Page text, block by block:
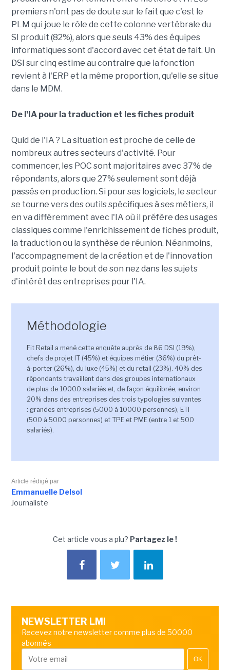
premiers n'ont pas de doute sur le fait que c'est le
PLM qui joue le rôle de cette colonne vertébrale du
SI produit (82%), alors que seuls 43% des équipes
informatiques sont d'accord avec cet état de fait. Un
DSI sur cinq estime au contraire que la fonction
revient à l'ERP et la même proportion, qu'elle se situe
dans le MDM.
De l'IA pour la traduction et les fiches produit
Quid de l'IA ? La situation est proche de celle de
nombreux autres secteurs d'activité. Pour
commencer, les POC sont majoritaires avec 37% de
répondants, alors que 27% seulement sont déjà
passés en production. Si pour ses logiciels, le secteur
se tourne vers des outils spécifiques à ses métiers, il
en va différemment avec l'IA où il préfère des usages
classiques comme l'enrichissement de fiches produit,
la traduction ou la synthèse de réunion. Néanmoins,
l'accompagnement de la création et de l'innovation
produit pointe le bout de son nez dans les sujets
d'intérêt des entreprises pour l'IA.
Méthodologie
Fit Retail a mené cette enquête auprès de 86 DSI (19%),
chefs de projet IT (45%) et équipes métier (36%) du prêt-
à-porter (26%), du luxe (45%) et du retail (23%). 40% des
répondants travaillent dans des groupes internationaux
de plus de 10000 salariés et, de façon équilibrée, environ
20% dans des entreprises des trois typologies suivantes
: grandes entreprises (5000 à 10000 personnes), ETI
(500 à 5000 personnes) et TPE et PME (entre 1 et 500
salariés).
Article rédigé par
Emmanuelle Delsol
Journaliste
Cet article vous a plu? Partagez le !
NEWSLETTER LMI
Recevez notre newsletter comme plus de 50000
abonnés
OK